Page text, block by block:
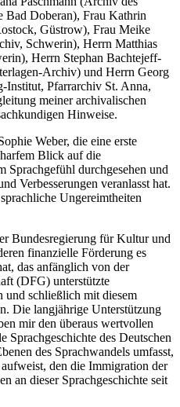
Bad Doberan), Frau Kathrin
Güstrow), Frau Meike
Schwerin), Herrn Matthias
Herrn Stephan Bachtejeff-
Archiv) und Herrn Georg
Pfarrarchiv St. Anna,
meiner archivalischen
Hinweise.
Weber, die eine erste
Blick auf die
Sprachgefühl durchgesehen und
Verbesserungen veranlasst hat.
Ungereimtheiten
Bundesregierung für Kultur und
finanzielle Förderung es
das anfänglich von der
(DFG) unterstützte
und schließlich mit diesem
Die langjährige Unterstützung
mir den überaus wertvollen
Sprachgeschichte des Deutschen
des Sprachwandels umfasst,
den die Immigration der
an dieser Sprachgeschichte seit